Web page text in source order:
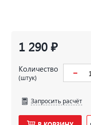
1 290 ₽
Количество
(штук)
Запросить расчёт